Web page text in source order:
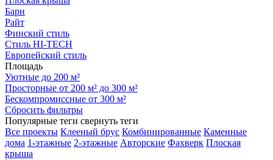
Барн
Райт
Финский стиль
Стиль HI-TECH
Европейский стиль
Площадь
Уютные до 200 м²
Просторные от 200 м² до 300 м²
Бескомпромиссные от 300 м²
Сбросить фильтры
Популярные теги свернуть теги
Все проекты Клееный брус Комбинированные Каменные
дома 1-этажные 2-этажные Авторские Фахверк Плоская
крыша